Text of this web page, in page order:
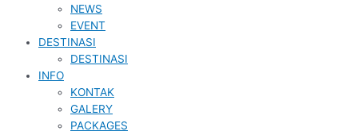
NEWS
EVENT
DESTINASI
DESTINASI
INFO
KONTAK
GALERY
PACKAGES